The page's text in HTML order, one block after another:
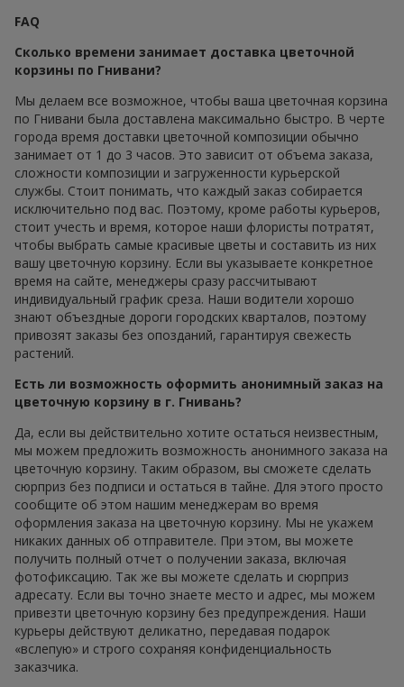
FAQ
Сколько времени занимает доставка цветочной
корзины по Гнивани?
Мы делаем все возможное, чтобы ваша цветочная корзина
по Гнивани была доставлена максимально быстро. В черте
города время доставки цветочной композиции обычно
занимает от 1 до 3 часов. Это зависит от объема заказа,
сложности композиции и загруженности курьерской
службы. Стоит понимать, что каждый заказ собирается
исключительно под вас. Поэтому, кроме работы курьеров,
стоит учесть и время, которое наши флористы потратят,
чтобы выбрать самые красивые цветы и составить из них
вашу цветочную корзину. Если вы указываете конкретное
время на сайте, менеджеры сразу рассчитывают
индивидуальный график среза. Наши водители хорошо
знают объездные дороги городских кварталов, поэтому
привозят заказы без опозданий, гарантируя свежесть
растений.
Есть ли возможность оформить анонимный заказ на
цветочную корзину в г. Гнивань?
Да, если вы действительно хотите остаться неизвестным,
мы можем предложить возможность анонимного заказа на
цветочную корзину. Таким образом, вы сможете сделать
сюрприз без подписи и остаться в тайне. Для этого просто
сообщите об этом нашим менеджерам во время
оформления заказа на цветочную корзину. Мы не укажем
никаких данных об отправителе. При этом, вы можете
получить полный отчет о получении заказа, включая
фотофиксацию. Так же вы можете сделать и сюрприз
адресату. Если вы точно знаете место и адрес, мы можем
привезти цветочную корзину без предупреждения. Наши
курьеры действуют деликатно, передавая подарок
«вслепую» и строго сохраняя конфиденциальность
заказчика.